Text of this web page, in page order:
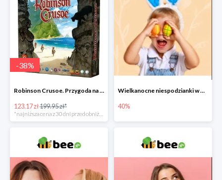
-38%
Robinson Crusoe. Przygoda na przeklętej wyspie -38%
123.17 zł199.95 zł*
*najniższa cena z 30 dni przed obniżką
Wielkanocne niespodzianki w Bee do -40%
40%